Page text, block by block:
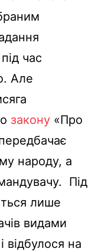
час
Але
закону «Про
народу, а
Під
лише
видами
на